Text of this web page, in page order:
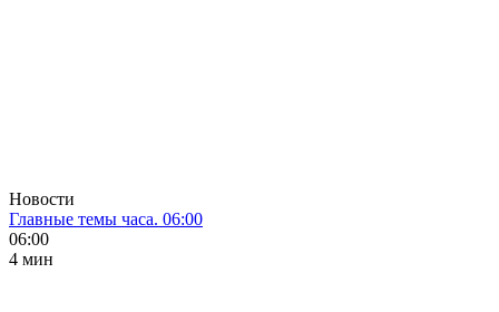
Новости
Главные темы часа. 06:00
06:00
4 мин